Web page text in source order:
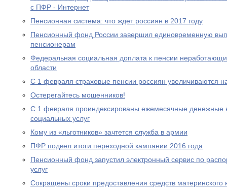
с ПФР - Интернет
Пенсионная система: что ждет россиян в 2017 году
Пенсионный фонд России завершил единовременную
пенсионерам
Федеральная социальная доплата к пенсии
области
С 1 февраля страховые пенсии россиян увеличиваются
Остерегайтесь мошенников!
С 1 февраля проиндексированы ежемесячные денежные
социальных услуг
Кому из «льготников» зачтется служба в армии
ПФР подвел итоги переходной кампании 2016 года
Пенсионный фонд запустил электронный сервис по
услуг
Сокращены сроки предоставления средств материнского